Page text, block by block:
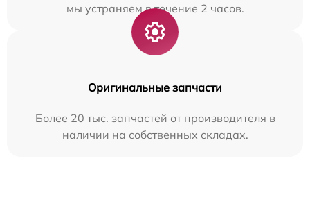
мы устраняем в течение 2 часов.
Оригинальные запчасти
Более 20 тыс. запчастей от производителя в
наличии на собственных складах.